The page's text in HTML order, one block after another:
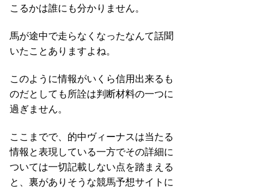
こるかは誰にも分かりません。
馬が途中で走らなくなったなんて話聞
いたことありますよね。
このように情報がいくら信用出来るも
のだとしても所詮は判断材料の一つに
過ぎません。
ここまでで、的中ヴィーナスは当たる
情報と表現している一方でその詳細に
ついては一切記載しない点を踏まえる
と、裏がありそうな競馬予想サイトに